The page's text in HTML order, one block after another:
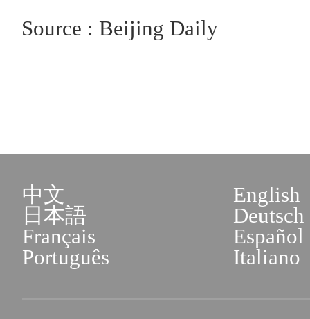
Source : Beijing Daily
中文
English
日本語
Deutsch
Français
Español
Português
Italiano